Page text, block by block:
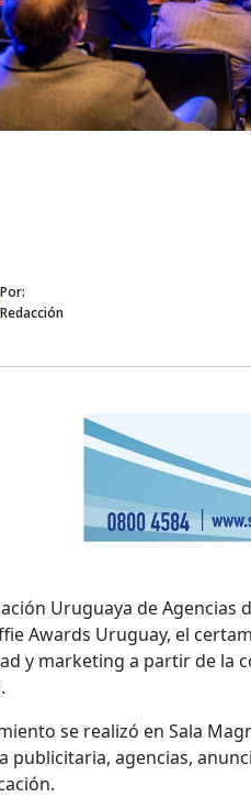
Por:
Redacción
Uruguaya de
Awards Uruguay, el
y marketing a partir de la
se realizó en Sala
publicitaria, agencias,